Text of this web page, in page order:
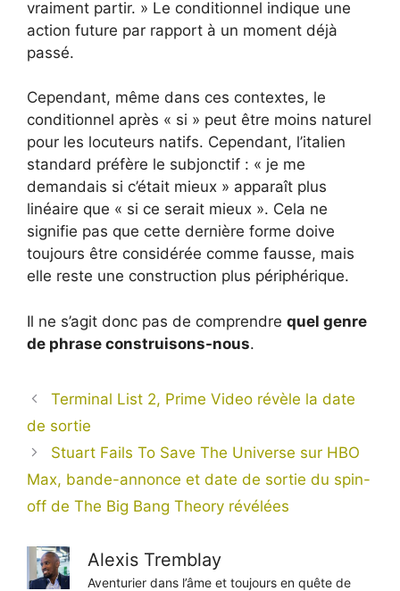
vraiment partir. » Le conditionnel indique une
action future par rapport à un moment déjà
passé.
Cependant, même dans ces contextes, le
conditionnel après « si » peut être moins naturel
pour les locuteurs natifs. Cependant, l’italien
standard préfère le subjonctif : « je me
demandais si c’était mieux » apparaît plus
linéaire que « si ce serait mieux ». Cela ne
signifie pas que cette dernière forme doive
toujours être considérée comme fausse, mais
elle reste une construction plus périphérique.
Il ne s’agit donc pas de comprendre quel genre
de phrase construisons-nous.
Terminal List 2, Prime Video révèle la date
de sortie
Stuart Fails To Save The Universe sur HBO
Max, bande-annonce et date de sortie du spin-
off de The Big Bang Theory révélées
Alexis Tremblay
Aventurier dans l’âme et toujours en quête de